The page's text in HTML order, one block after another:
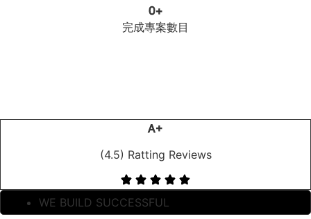
完成專案數目
0+
A+
(4.5) Ratting Reviews
WE BUILD SUCCESSFUL